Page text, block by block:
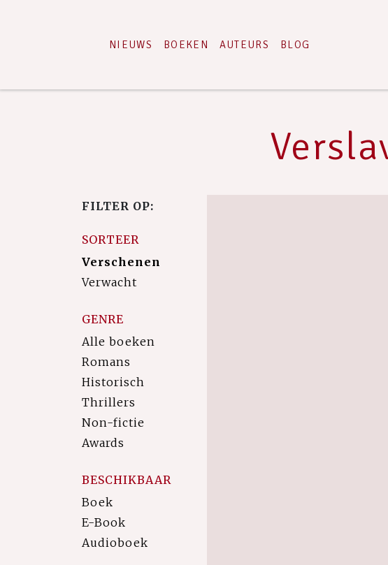
NIEUWS BOEKEN AUTEURS BLOG
FILTER OP:
SORTEER
Verschenen
Verwacht
GENRE
Alle boeken
Romans
Historisch
Thrillers
Non-fictie
Awards
BESCHIKBAAR
Boek
E-Book
Audioboek